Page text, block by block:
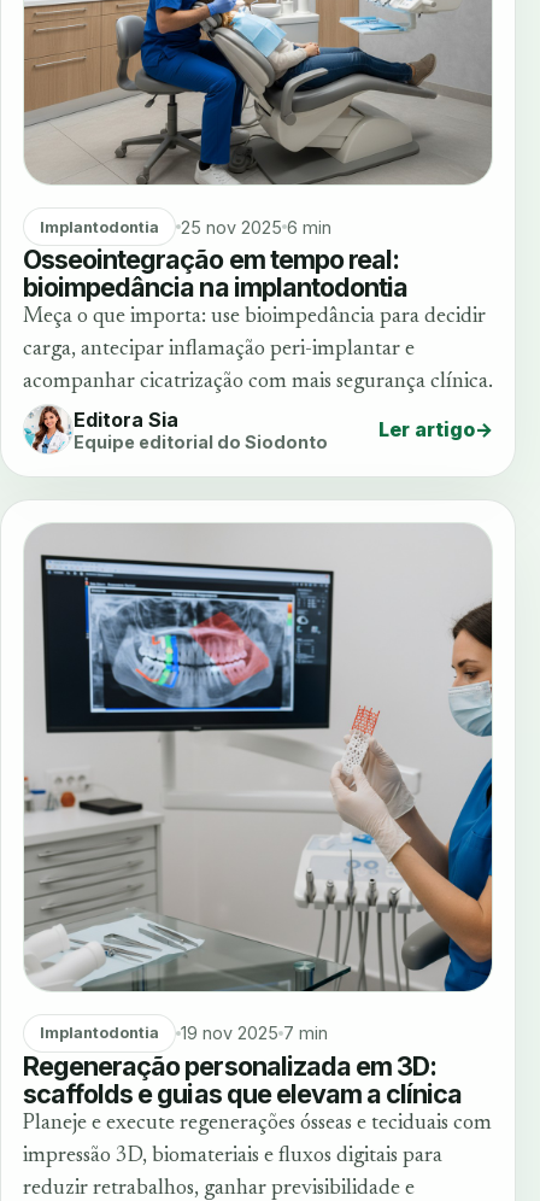
Implantodontia 25 nov 2025 6 min
Osseointegração em tempo real:
bioimpedância na implantodontia
Meça o que importa: use bioimpedância para decidir
carga, antecipar inflamação peri-implantar e
acompanhar cicatrização com mais segurança clínica.
Editora Sia
Equipe editorial do Siodonto Ler artigo→
Implantodontia 19 nov 2025 7 min
Regeneração personalizada em 3D:
scaffolds e guias que elevam a clínica
Planeje e execute regenerações ósseas e teciduais com
impressão 3D, biomateriais e fluxos digitais para
reduzir retrabalhos, ganhar previsibilidade e